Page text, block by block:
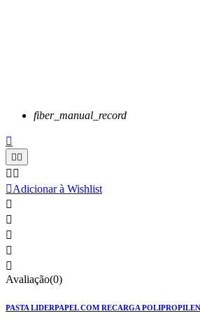
fiber_manual_record

 
 
Adicionar à Wishlist





Avaliação(0)
PASTA LIDERPAPEL COM RECARGA